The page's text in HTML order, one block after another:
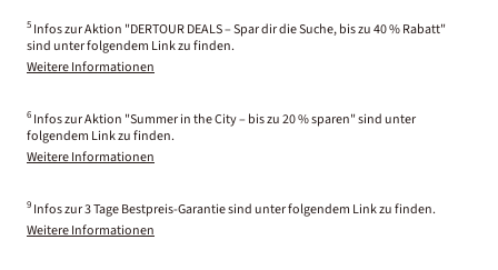
5 Infos zur Aktion "DERTOUR DEALS – Spar dir die Suche, bis zu 40 % Rabatt"
sind unter folgendem Link zu finden.
Weitere Informationen
6 Infos zur Aktion "Summer in the City – bis zu 20 % sparen" sind unter
folgendem Link zu finden.
Weitere Informationen
9 Infos zur 3 Tage Bestpreis-Garantie sind unter folgendem Link zu finden.
Weitere Informationen